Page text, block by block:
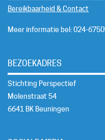
Bereikbaarheid & Contact
Meer informatie bel: 024-
BEZOEKADRES
Stichting Perspectief
Molenstraat 54
6641 BK Beuningen